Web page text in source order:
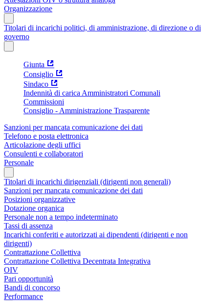
Organizzazione
Titolari di incarichi politici, di amministrazione, di direzione o di
governo
Giunta
Consiglio
Sindaco
Indennità di carica Amministratori Comunali
Commissioni
Consiglio - Amministrazione Trasparente
Sanzioni per mancata comunicazione dei dati
Telefono e posta elettronica
Articolazione degli uffici
Consulenti e collaboratori
Personale
Titolari di incarichi dirigenziali (dirigenti non generali)
Sanzioni per mancata comunicazione dei dati
Posizioni organizzative
Dotazione organica
Personale non a tempo indeterminato
Tassi di assenza
Incarichi conferiti e autorizzati ai dipendenti (dirigenti e non
dirigenti)
Contrattazione Collettiva
Contrattazione Collettiva Decentrata Integrativa
OIV
Pari opportunità
Bandi di concorso
Performance